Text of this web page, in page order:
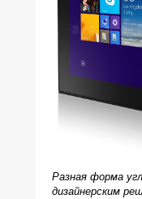
Разная форма
дизайнерским